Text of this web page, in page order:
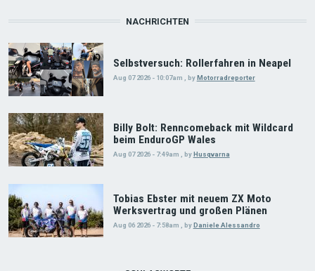
NACHRICHTEN
Selbstversuch: Rollerfahren in Neapel
Aug 07 2026 - 10:07am byMotorradreporter
Billy Bolt: Renncomeback mit Wildcard
beim EnduroGP Wales
Aug 07 2026 - 7:49am , byHusqvarna
Tobias Ebster mit neuem ZX Moto
Werksvertrag und großen Plänen
Aug 06 2026 - 7:58am byDaniele Alessandro